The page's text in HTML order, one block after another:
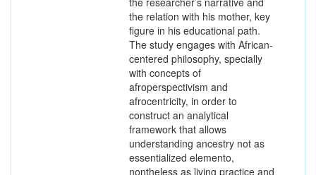
the relation with his mother, key
figure in his educational path.
The study engages with African-
centered philosophy, specially
with concepts of
afroperspectivism and
afrocentricity, in order to
construct an analytical
framework that allows
understanding ancestry not as
essentialized elemento,
nontheless as living practice and